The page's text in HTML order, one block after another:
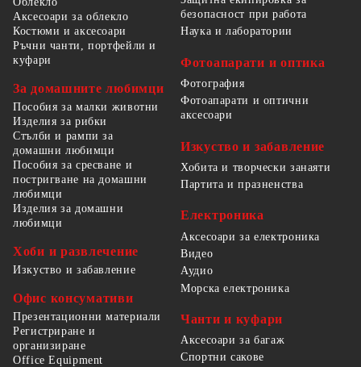
Аксесоари за облекло
Костюми и аксесоари
Ръчни чанти, портфейли и
куфари
За домашните любимци
Пособия за малки животни
Изделия за рибки
Стълби и рампи за
домашни любимци
Пособия за сресване и
постригване на домашни
любимци
Изделия за домашни
любимци
Хоби и развлечение
Изкуство и забавление
Офис консумативи
Презентационни материали
Регистриране и
организиране
Office Equipment
безопасност при работа
Наука и лаборатории
Фотоапарати и оптика
Фотография
Фотоапарати и оптични
аксесоари
Изкуство и забавление
Хобита и творчески занаяти
Партита и празненства
Електроника
Аксесоари за електроника
Видео
Аудио
Морска електроника
Чанти и куфари
Аксесоари за багаж
Спортни сакове